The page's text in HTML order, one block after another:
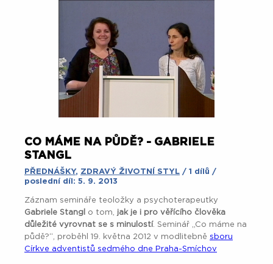
CO MÁME NA PŮDĚ? - GABRIELE
STANGL
PŘEDNÁŠKY, ZDRAVÝ ŽIVOTNÍ STYL / 1 dílů /
poslední díl: 5. 9. 2013
Záznam semináře teoložky a psychoterapeutky
Gabriele Stangl
o tom, jak je i pro věřícího člověka
důležité vyrovnat se s minulostí. Seminář „Co máme na
půdě?“, proběhl 19. května 2012 v modlitebně sboru
Církve adventistů sedmého dne Praha-Smíchov